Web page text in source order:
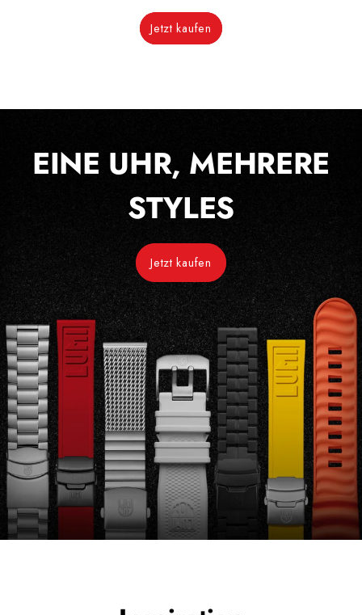
Jetzt kaufen
EINE UHR, MEHRERE
STYLES
Jetzt kaufen